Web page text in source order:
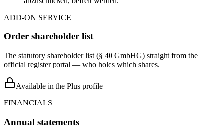
ADD-ON SERVICE
Order shareholder list
The statutory shareholder list (§ 40 GmbHG) straight from the
official register portal — who holds which shares.
Available in the Plus profile
FINANCIALS
Annual statements